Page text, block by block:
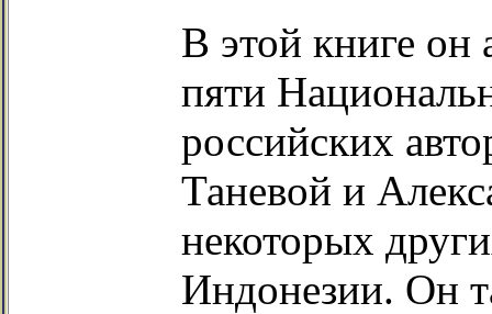
В этой книге он
пяти
российских
Таневой и
некоторых
Индонезии. Он